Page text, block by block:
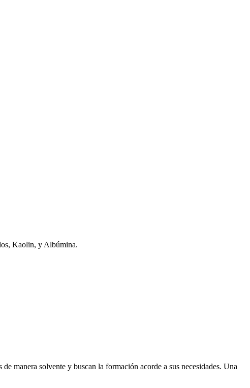
Kaolin, y Albúmina.
solvente y buscan la formación acorde a sus necesidades. Una